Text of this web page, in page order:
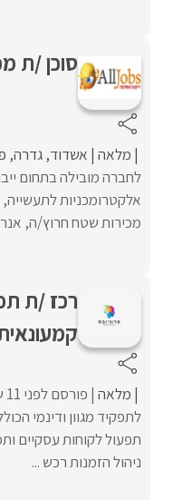
סוכן /ת
מלאה אשדוד גדרה
לחברה מובילה בתחום
אלקטרומכניות
מכירות שטח חרוץ/ה,
רכז /ת
מלאה פורסם לפני 11 שעות
לתפקיד מגוון ודינמי
תפעול לקוחות עסקיים
ניהול הזמנות רכש ...